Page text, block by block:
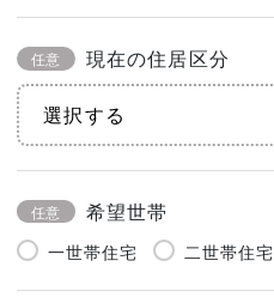
任意 現在の住居区分
任意 希望世帯
一世帯住宅 二世帯住宅